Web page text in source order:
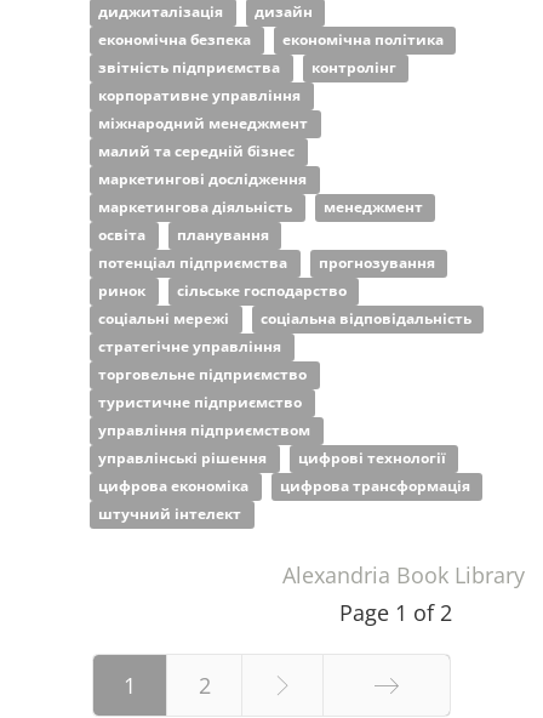
диджиталізація
дизайн
економічна безпека
економічна політика
звітність підприємства
контролінг
корпоративне управління
міжнародний менеджмент
малий та середній бізнес
маркетингові дослідження
маркетингова діяльність
менеджмент
освіта
планування
потенціал підприємства
прогнозування
ринок
сільське господарство
соціальні мережі
соціальна відповідальність
стратегічне управління
торговельне підприємство
туристичне підприємство
управління підприємством
управлінські рішення
цифрові технології
цифрова економіка
цифрова трансформація
штучний інтелект
Alexandria Book Library
Page 1 of 2
1 2